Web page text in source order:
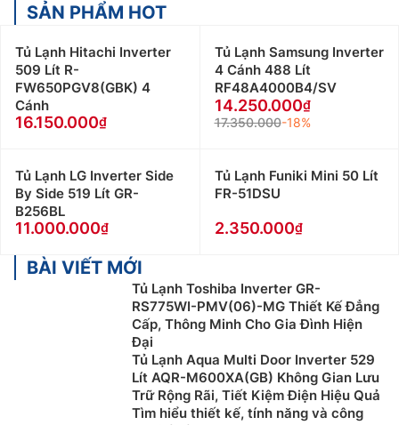
SẢN PHẨM HOT
Tủ Lạnh Hitachi Inverter
509 Lít R-
FW650PGV8(GBK) 4
Cánh
16.150.000
Tủ Lạnh Samsung Inverter
4 Cánh 488 Lít
RF48A4000B4/SV
14.250.000
17.350.000-18%
Tủ Lạnh LG Inverter Side
By Side 519 Lít GR-
B256BL
11.000.000
Tủ Lạnh Funiki Mini 50 Lít
FR-51DSU
2.350.000
BÀI VIẾT MỚI
Tủ Lạnh Toshiba Inverter GR-
RS775WI-PMV(06)-MG Thiết Kế Đẳng
Cấp, Thông Minh Cho Gia Đình Hiện
Đại
Tủ Lạnh Aqua Multi Door Inverter 529
Lít AQR-M600XA(GB) Không Gian Lưu
Trữ Rộng Rãi, Tiết Kiệm Điện Hiệu Quả
Tìm hiểu thiết kế, tính năng và công